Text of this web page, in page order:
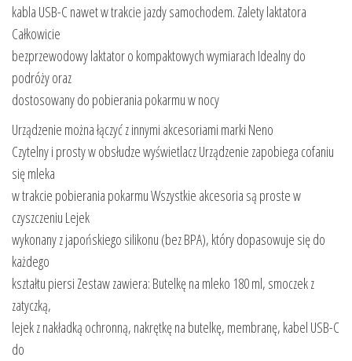
kabla USB-C nawet w trakcie jazdy samochodem. Zalety laktatora
Całkowicie
bezprzewodowy laktator o kompaktowych wymiarach Idealny do
podróży oraz
dostosowany do pobierania pokarmu w nocy
Urządzenie można łączyć z innymi akcesoriami marki Neno
Czytelny i prosty w obsłudze wyświetlacz Urządzenie zapobiega cofaniu
się mleka
w trakcie pobierania pokarmu Wszystkie akcesoria są proste w
czyszczeniu Lejek
wykonany z japońskiego silikonu (bez BPA), który dopasowuje się do
każdego
kształtu piersi Zestaw zawiera: Butelkę na mleko 180 ml, smoczek z
zatyczką,
lejek z nakładką ochronną, nakrętkę na butelkę, membranę, kabel USB-C
do